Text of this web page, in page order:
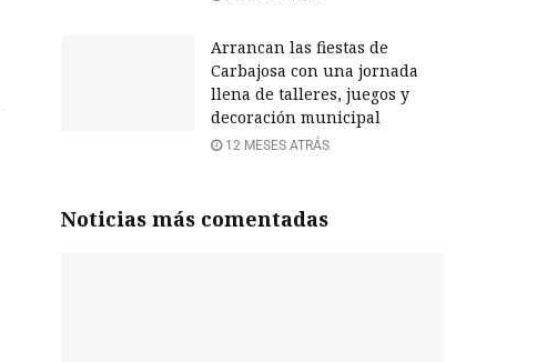
Arrancan las fiestas de
Carbajosa con una jornada
llena de talleres, juegos y
decoración municipal
12 MESES ATRÁS
Noticias más comentadas